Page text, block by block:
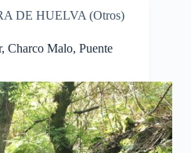
DE HUELVA (Otros)
Charco Malo, Puente